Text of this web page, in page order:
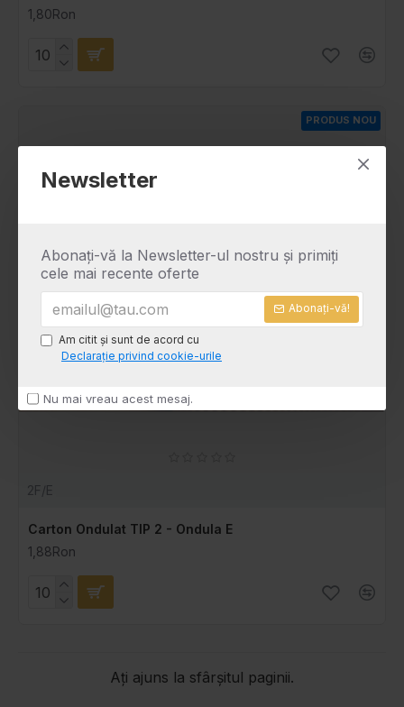
Newsletter
Abonaţi-vă la Newsletter-ul nostru şi primiţi
cele mai recente oferte
Abonați-vă!
Am citit şi sunt de acord cu
Declaraţie privind cookie-urile
Nu mai vreau acest mesaj.
1,80Ron
PRODUS NOU
2F/E
Carton Ondulat TIP 2 - Ondula E
1,88Ron
Ați ajuns la sfârșitul paginii.